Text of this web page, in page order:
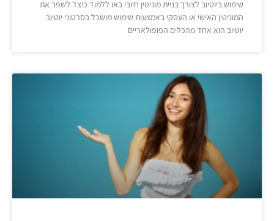
שימוש ביוטיוב לצורך בניית מוניטין חיובי באו ללמוד כיצד לשפר את
המוניטין האישי או העסקי באמצעות שימוש מושכל בסרטוני יוטיוב
יוטיוב הוא אחד מהכלים הפופולאריים